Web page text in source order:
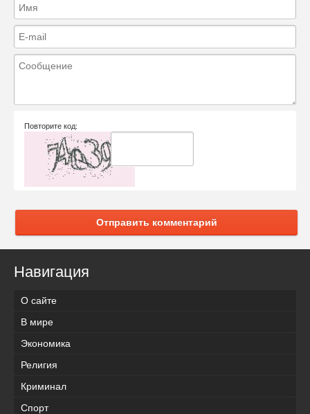
Повторите код:
Отправить комментарий
Навигация
О сайте
В мире
Экономика
Религия
Криминал
Спорт